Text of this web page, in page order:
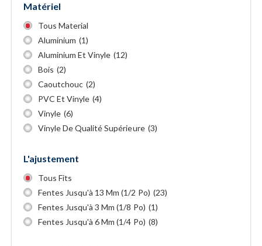
Matériel
Tous Material
Aluminium (1)
Aluminium Et Vinyle (12)
Bois (2)
Caoutchouc (2)
PVC Et Vinyle (4)
Vinyle (6)
Vinyle De Qualité Supérieure (3)
L'ajustement
Tous Fits
Fentes Jusqu'à 13 Mm (1/2 Po) (23)
Fentes Jusqu'à 3 Mm (1/8 Po) (1)
Fentes Jusqu'à 6 Mm (1/4 Po) (8)